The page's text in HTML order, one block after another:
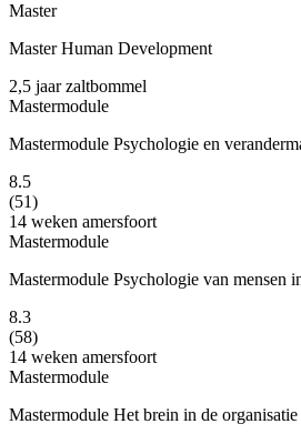
Master
Master Human Development
2,5 jaarzaltbommel
Mastermodule
Mastermodule Psychologie en
8.5
(51)
14 weken amersfoort
Mastermodule
Mastermodule Psychologie van mensen
8.3
(58)
14 weken amersfoort
Mastermodule
Mastermodule Het brein in de organisatie